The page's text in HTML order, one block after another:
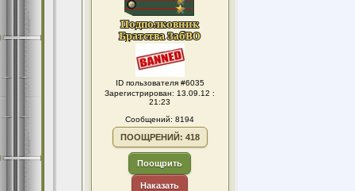
ID пользователя #6035
Зарегистрирован: 13.09.12 :
21:23
Сообщений: 8194
ПООЩРЕНИЙ: 418
Поощрить
Наказать